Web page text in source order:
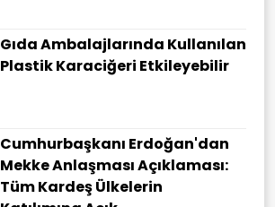
Gıda Ambalajlarında Kullanılan
Plastik Karaciğeri Etkileyebilir
Cumhurbaşkanı Erdoğan'dan
Mekke Anlaşması Açıklaması:
Tüm Kardeş Ülkelerin